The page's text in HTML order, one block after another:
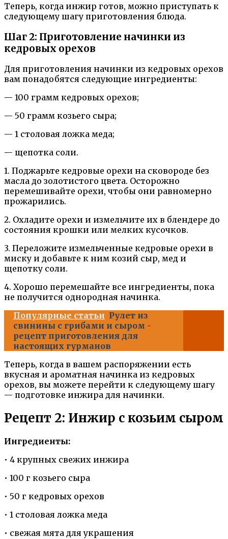
Теперь, когда инжир готов, можно приступать к
следующему шагу приготовления блюда.
Шаг 2: Приготовление начинки из
кедровых орехов
Для приготовления начинки из кедровых орехов
вам понадобятся следующие ингредиенты:
— 100 грамм кедровых орехов;
— 50 грамм козьего сыра;
— 1 столовая ложка меда;
— щепотка соли.
1. Поджарьте кедровые орехи на сковороде без
масла до золотистого цвета. Осторожно
перемешивайте орехи, чтобы они равномерно
прожарились.
2. Охладите орехи и измельчите их в блендере до
состояния крошки или мелких кусочков.
3. Переложите измельченные кедровые орехи в
миску и добавьте к ним козий сыр, мед и
щепотку соли.
4. Хорошо перемешайте все ингредиенты, пока
не получится однородная начинка.
Популярные статьи Рулет из
свинины с грибами и сыром -
рецепт приготовления для
настоящих гурманов
Теперь, когда в вашем распоряжении есть
вкусная и ароматная начинка из кедровых
орехов, вы можете перейти к следующему шагу
— подготовке инжира для начинки.
Рецепт 2: Инжир с козьим сыром
Ингредиенты:
• 4 крупных свежих инжира
• 100 г козьего сыра
• 50 г кедровых орехов
• 1 столовая ложка меда
• свежая мята для украшения